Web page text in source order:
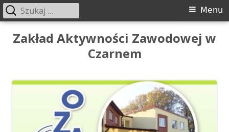
Przeskocz
Zakład Aktywności Zawodowej w
Czarnem
Menu
główne
Menu
Szukaj: